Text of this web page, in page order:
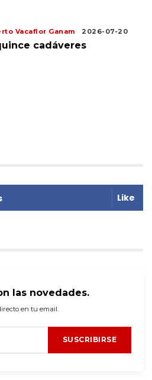
Vacaflor Ganam 2026-07-20
cadáveres
Like
las novedades.
en tu email.
SUSCRIBIRSE